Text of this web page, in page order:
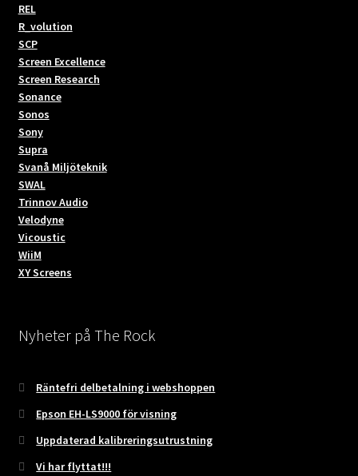
REL
R_volution
SCP
Screen Excellence
Screen Research
Sonance
Sonos
Sony
Supra
Svanå Miljöteknik
SWAL
Trinnov Audio
Velodyne
Vicoustic
WiiM
XY Screens
Nyheter på The Rock
Räntefri delbetalning i webshoppen
Epson EH-LS9000 för visning
Uppdaterad kalibreringsutrustning
Vi har flyttat!!!